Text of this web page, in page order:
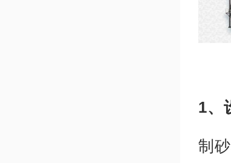
1、
制